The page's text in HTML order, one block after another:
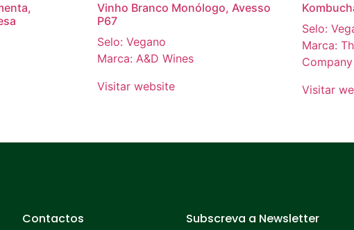
Vinho Branco Monólogo, Avesso
P67
Selo: Vegano
Marca: A&D Wines
Visitar website
Selo:
Marca:
Company
Visitar
Contactos Subscreva a Newsletter